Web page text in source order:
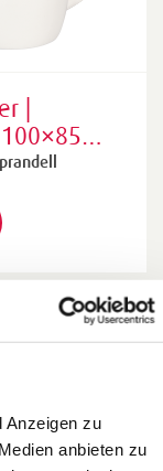
Anzeigen zu
anbieten zu
|